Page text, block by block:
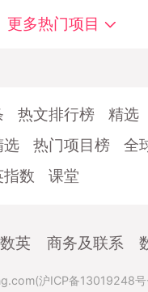
更多热门项目
热文排行榜 精选
选 热门项目榜
全
数 课堂
英 商务及联系
沪ICP备13019248